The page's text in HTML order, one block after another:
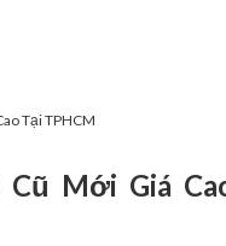
Tại TPHCM
Mới Giá